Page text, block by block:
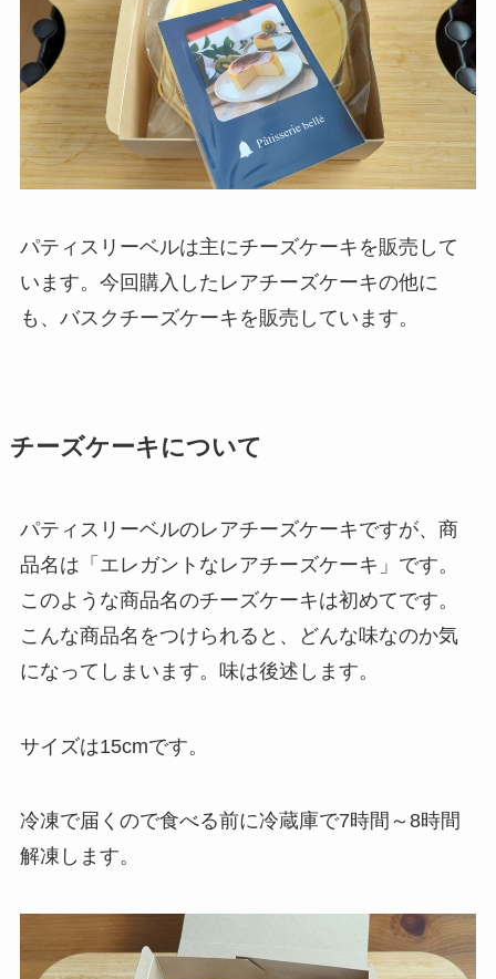
パティスリーベルは主にチーズケーキを販売して
います。今回購入したレアチーズケーキの他に
も、バスクチーズケーキを販売しています。
チーズケーキについて
パティスリーベルのレアチーズケーキですが、商
品名は「エレガントなレアチーズケーキ」です。
このような商品名のチーズケーキは初めてです。
こんな商品名をつけられると、どんな味なのか気
になってしまいます。味は後述します。
サイズは15cmです。
冷凍で届くので食べる前に冷蔵庫で7時間～8時間
解凍します。